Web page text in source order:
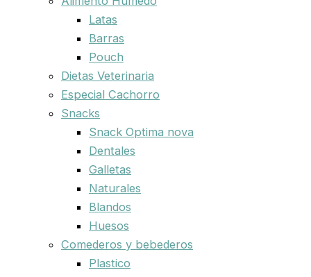
Latas
Barras
Pouch
Dietas Veterinaria
Especial Cachorro
Snacks
Snack Optima nova
Dentales
Galletas
Naturales
Blandos
Huesos
Comederos y bebederos
Plastico